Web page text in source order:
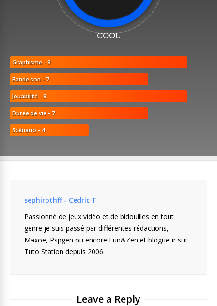
COOL
Graphisme - 9
Bande son - 7
Jouabilité - 9
Durée de vie - 7
Scénario - 4
sephirothff - Cedric T
Passionné de jeux vidéo et de bidouilles en tout
genre je suis passé par différentes rédactions,
Maxoe, Pspgen ou encore Fun&Zen et blogueur sur
Tuto Station depuis 2006.
Leave a Reply